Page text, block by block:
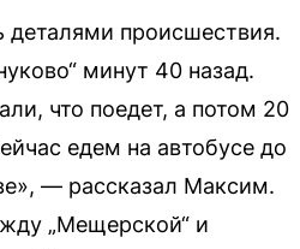
происшествия.
минут 40 назад.
что поедет, а потом 20
едем на автобусе до
— рассказал Максим.
„Мещерской“ и